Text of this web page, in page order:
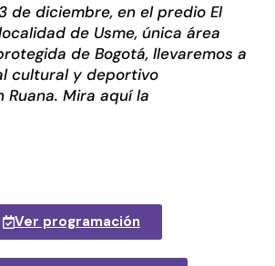
de diciembre, en el predio El
de Usme, única área
de Bogotá, llevaremos a
cultural y deportivo
Ruana. Mira aquí la
Ver programación